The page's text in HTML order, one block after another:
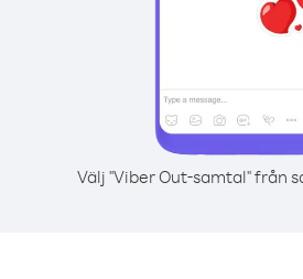
Välj "Viber Out-samtal" från